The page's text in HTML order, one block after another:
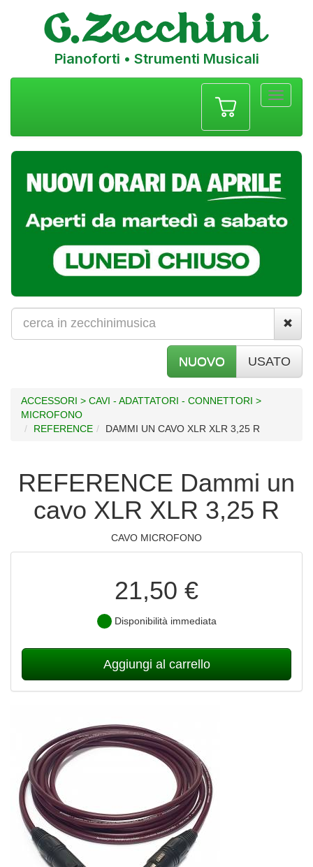
Pianoforti • Strumenti Musicali
NUOVO USATO
ACCESSORI > CAVI - ADATTATORI - CONNETTORI >
MICROFONO
REFERENCE
DAMMI UN CAVO XLR XLR 3,25 R
REFERENCE Dammi un
cavo XLR XLR 3,25 R
CAVO MICROFONO
21,50 €
Disponibilità immediata
Aggiungi al carrello